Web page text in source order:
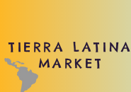
TIERRA LATINA
MARKET